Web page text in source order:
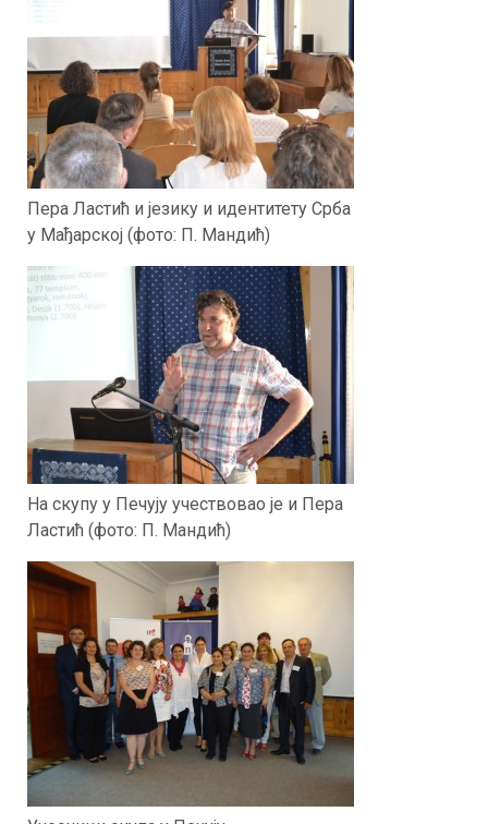
Пера Ластић и језику и идентитету Срба
у Мађарској (фото: П. Мандић)
На скупу у Печују учествовао је и Пера
Ластић (фото: П. Мандић)